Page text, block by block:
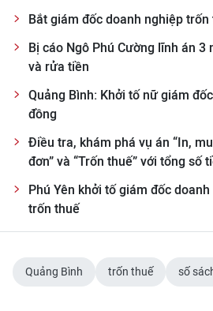
Media Môi trường
Ảnh
Infographic
TIN MỚI
Trung du và miền núi phía Bắc
Bắc Trung Bộ
Bắt giám đốc doanh nghiệp
Bị cáo Ngô Phú Cường lĩnh án
và rửa tiền
Quảng Bình: Khởi tố nữ giám
đồng
Điều tra, khám phá vụ án “In,
đơn” và “Trốn thuế” với tổng số
Phú Yên khởi tố giám đốc
trốn thuế
Quảng Bình trốn thuế số